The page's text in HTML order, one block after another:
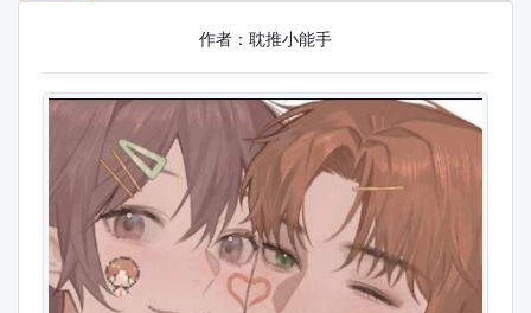
作者：耽推小能手